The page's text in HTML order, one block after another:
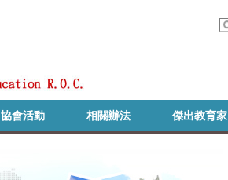
協會活動 相關辦法 傑出教育家